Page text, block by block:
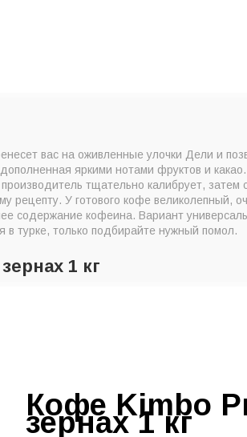
вас на оживленные улочки Дели и
яркими нотами фруктов и
тщательно калибрует, затем
рецепту. У готового кофе великолепный,
содержание кофеина. Вариант
турке, только подбирайте нужный помол.
1 кг
Кофе Kimbo
зернах 1 кг